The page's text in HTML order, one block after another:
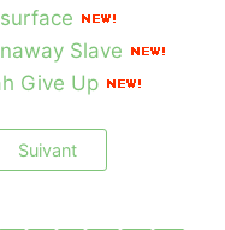
Slave
Give Up
Suivant